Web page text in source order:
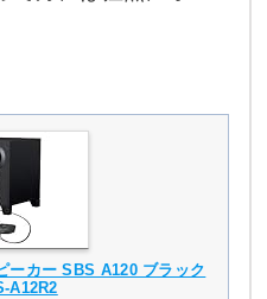
ーカー SBS A120 ブラック
A12R2